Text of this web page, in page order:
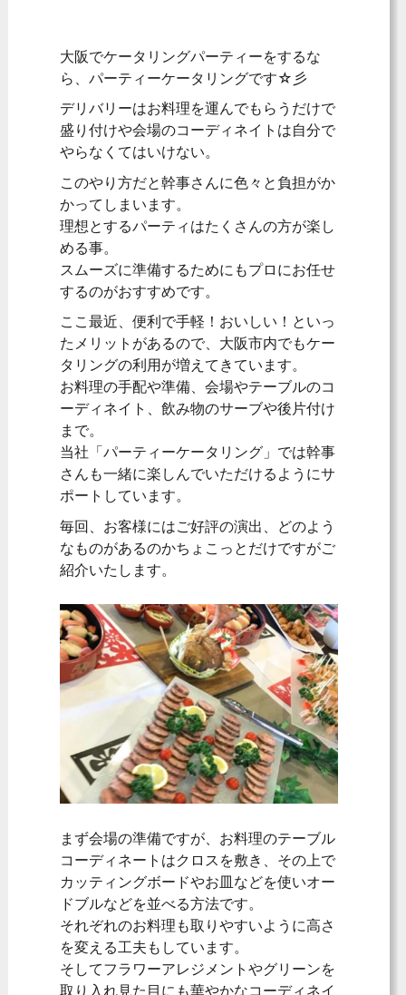
大阪でケータリングパーティーをするな
ら、パーティーケータリングです☆彡
デリバリーはお料理を運んでもらうだけで
盛り付けや会場のコーディネイトは自分で
やらなくてはいけない。
このやり方だと幹事さんに色々と負担がか
かってしまいます。
理想とするパーティはたくさんの方が楽し
める事。
スムーズに準備するためにもプロにお任せ
するのがおすすめです。
ここ最近、便利で手軽！おいしい！といっ
たメリットがあるので、大阪市内でもケー
タリングの利用が増えてきています。
お料理の手配や準備、会場やテーブルのコ
ーディネイト、飲み物のサーブや後片付け
まで。
当社「パーティーケータリング」では幹事
さんも一緒に楽しんでいただけるようにサ
ポートしています。
毎回、お客様にはご好評の演出、どのよう
なものがあるのかちょこっとだけですがご
紹介いたします。
まず会場の準備ですが、お料理のテーブル
コーディネートはクロスを敷き、その上で
カッティングボードやお皿などを使いオー
ドブルなどを並べる方法です。
それぞれのお料理も取りやすいように高さ
を変える工夫もしています。
そしてフラワーアレジメントやグリーンを
取り入れ見た目にも華やかなコーディネイ